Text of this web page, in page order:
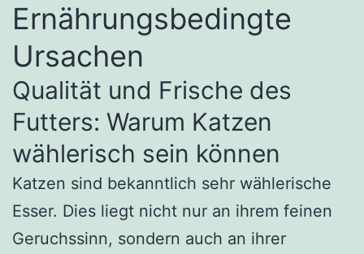
Ernährungsbedingte
Ursachen
Qualität und Frische des
Futters: Warum Katzen
wählerisch sein können
Katzen sind bekanntlich sehr wählerische
Esser. Dies liegt nicht nur an ihrem feinen
Geruchssinn, sondern auch an ihrer